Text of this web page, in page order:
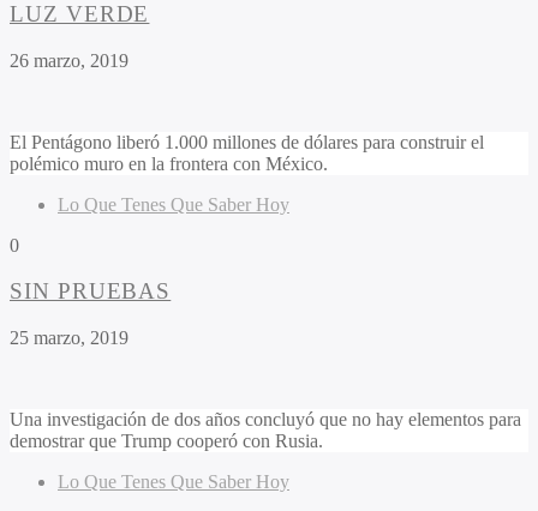
LUZ VERDE
26 marzo, 2019
El Pentágono liberó 1.000 millones de dólares para construir el
polémico muro en la frontera con México.
Lo Que Tenes Que Saber Hoy
0
SIN PRUEBAS
25 marzo, 2019
Una investigación de dos años concluyó que no hay elementos para
demostrar que Trump cooperó con Rusia.
Lo Que Tenes Que Saber Hoy